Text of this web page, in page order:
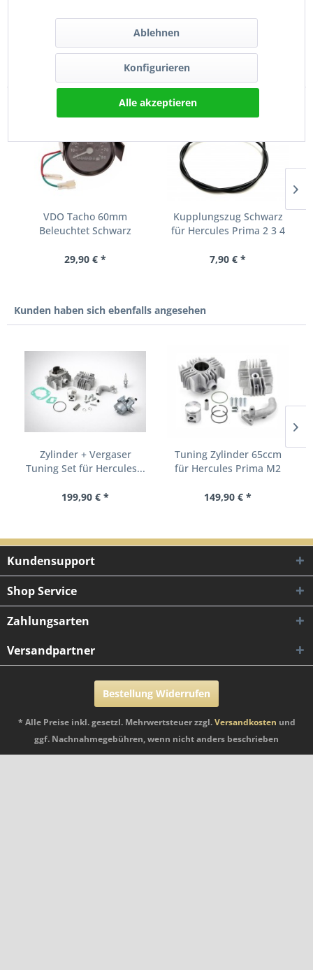
149,90 € *
VDO Tacho 60mm
Beleuchtet Schwarz
29,90 € *
Kupplungszug Schwarz
für Hercules Prima 2 3 4
7,90 € *
Kunden haben sich ebenfalls angesehen
Zylinder + Vergaser
Tuning Set für Hercules...
199,90 € *
Tuning Zylinder 65ccm
für Hercules Prima M2
149,90 € *
Kundensupport
Shop Service
Zahlungsarten
Versandpartner
Bestellung Widerrufen
* Alle Preise inkl. gesetzl. Mehrwertsteuer zzgl.Versandkosten und
ggf. Nachnahmegebühren, wenn nicht anders beschrieben
Ablehnen
Konfigurieren
Alle akzeptieren